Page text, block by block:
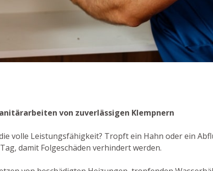
von zuverlässigen Klempnern
volle Leistungsfähigkeit? Tropft ein Hahn oder ein
damit Folgeschäden verhindert werden.